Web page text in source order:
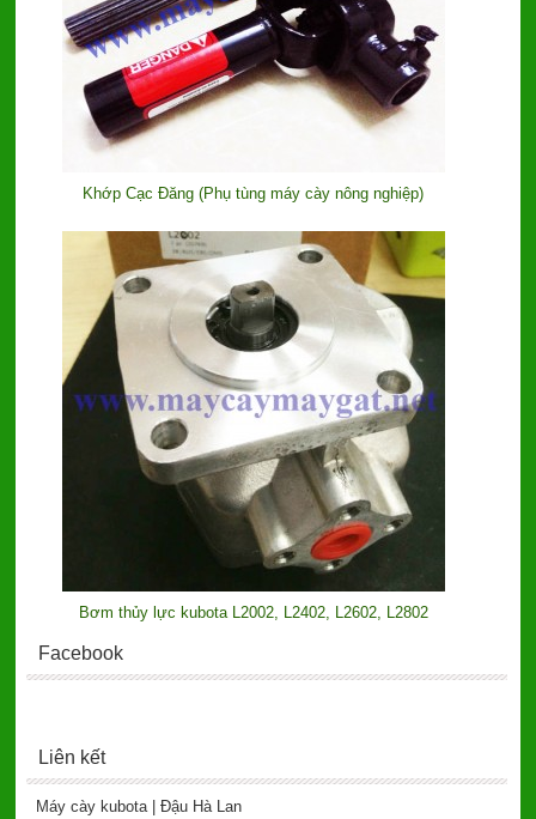
Khớp Cạc Đăng (Phụ tùng máy cày nông nghiệp)
Bơm thủy lực kubota L2002, L2402, L2602, L2802
Facebook
Liên kết
Máy cày kubota | Đậu Hà Lan